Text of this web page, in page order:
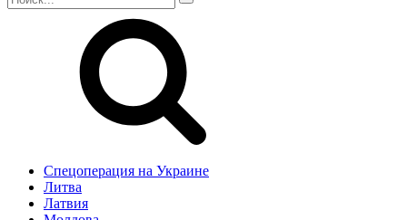
Спецоперация на Украине
Литва
Латвия